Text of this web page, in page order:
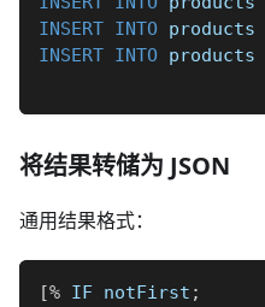
INSERT INTO products
INSERT INTO products
将结果转储为 JSON
通用结果格式：
[% IF notFirst ;